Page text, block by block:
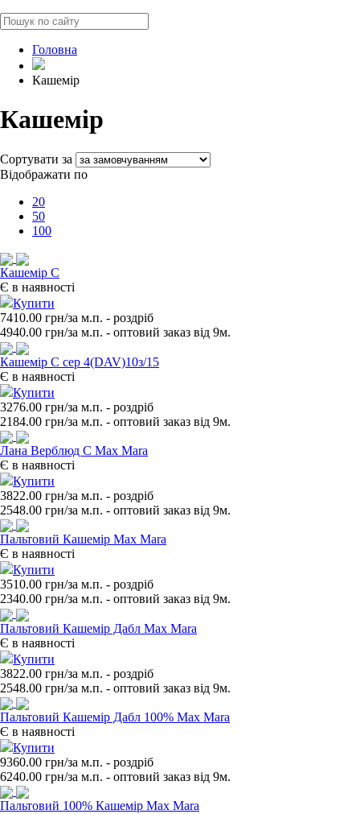
Головна
Кашемір
Кашемір
Сортувати за
Відображати по
20
50
100
Кашемір С
Є в наявності
Купити
7410.00 грн/за м.п. - роздрiб
4940.00 грн/за м.п. - оптовий заказ вiд 9м.
Кашемір С сер 4(DAV)10з/15
Є в наявності
Купити
3276.00 грн/за м.п. - роздрiб
2184.00 грн/за м.п. - оптовий заказ вiд 9м.
Лана Верблюд С Max Mara
Є в наявності
Купити
3822.00 грн/за м.п. - роздрiб
2548.00 грн/за м.п. - оптовий заказ вiд 9м.
Пальтовий Кашемір Max Mara
Є в наявності
Купити
3510.00 грн/за м.п. - роздрiб
2340.00 грн/за м.п. - оптовий заказ вiд 9м.
Пальтовий Кашемір Дабл Max Mara
Є в наявності
Купити
3822.00 грн/за м.п. - роздрiб
2548.00 грн/за м.п. - оптовий заказ вiд 9м.
Пальтовий Кашемір Дабл 100% Max Mara
Є в наявності
Купити
9360.00 грн/за м.п. - роздрiб
6240.00 грн/за м.п. - оптовий заказ вiд 9м.
Пальтовий 100% Кашемір Max Mara